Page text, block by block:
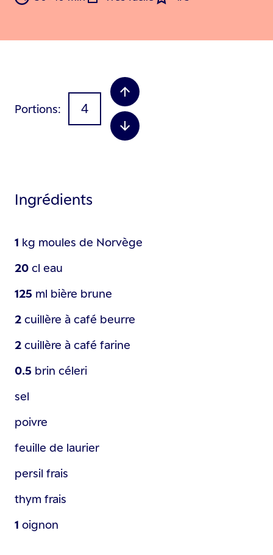
Portions
Ingrédients
1 kg moules de Norvège
20 cl eau
125 ml bière brune
2 cuillère à café beurre
2 cuillère à café farine
0.5 brin céleri
sel
poivre
feuille de laurier
persil frais
thym frais
1 oignon